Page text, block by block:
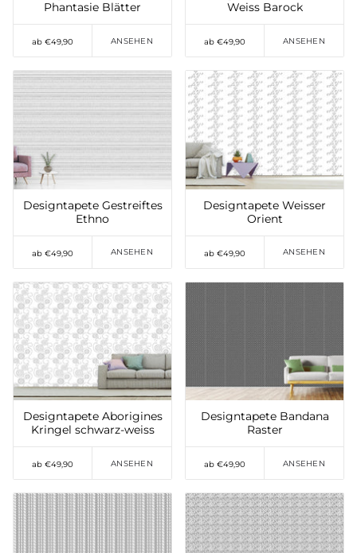
Phantasie Blätter
ab €49,90 ANSEHEN
Weiss Barock
ab €49,90 ANSEHEN
Auf die Wunschliste
setzen
Designtapete Gestreiftes
Ethno
ab €49,90 ANSEHEN
Auf die Wunschliste
setzen
Designtapete Weisser
Orient
ab €49,90 ANSEHEN
Auf die Wunschliste
setzen
Designtapete Aborigines
Kringel schwarz-weiss
ab €49,90 ANSEHEN
Auf die Wunschliste
setzen
Designtapete Bandana
Raster
ab €49,90 ANSEHEN
Auf die Wunschliste Auf die Wunschliste